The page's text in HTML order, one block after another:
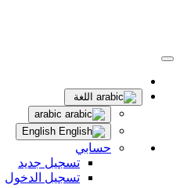
اللغة
حسابي
تسجيل جديد
تسجيل الدخول